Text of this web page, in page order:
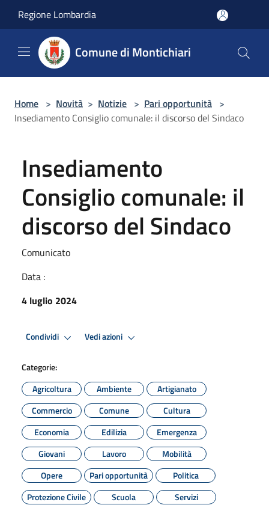
Regione Lombardia
Comune di Montichiari
Home > Novità > Notizie > Pari opportunità >
Insediamento Consiglio comunale: il discorso del Sindaco
Insediamento
Consiglio comunale: il
discorso del Sindaco
Comunicato
Data :
4 luglio 2024
Condividi Vedi azioni
Categorie:
Agricoltura
Ambiente
Artigianato
Commercio
Comune
Cultura
Economia
Edilizia
Emergenza
Giovani
Lavoro
Mobilità
Opere
Pari opportunità
Politica
Protezione Civile
Scuola
Servizi